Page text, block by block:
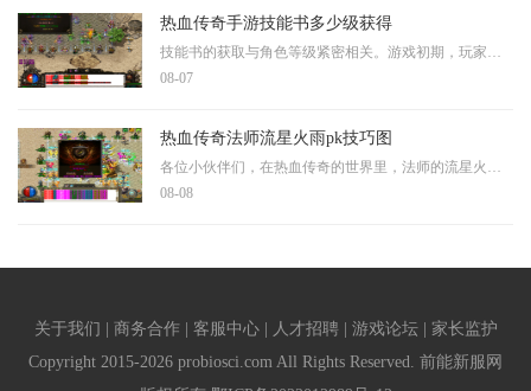
热血传奇手游技能书多少级获得
08-07
热血传奇法师流星火雨pk技巧图
08-08
关于我们 | 商务合作 | 客服中心 | 人才招聘 | 游戏论坛 | 家长监护
Copyright 2015-2026 probiosci.com All Rights Reserved. 前能新服网